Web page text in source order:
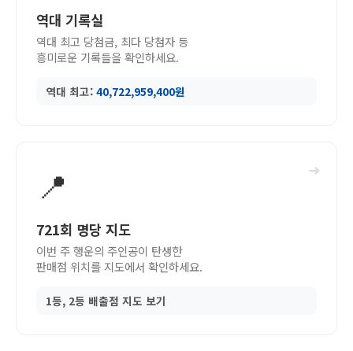
역대 기록실
역대 최고 당첨금, 최다 당첨자 등
흥미로운 기록들을 확인하세요.
역대 최고: 40,722,959,400원
➜
📍
721회 명당 지도
이번 주 행운의 주인공이 탄생한
판매점 위치를 지도에서 확인하세요.
1등, 2등 배출점 지도 보기